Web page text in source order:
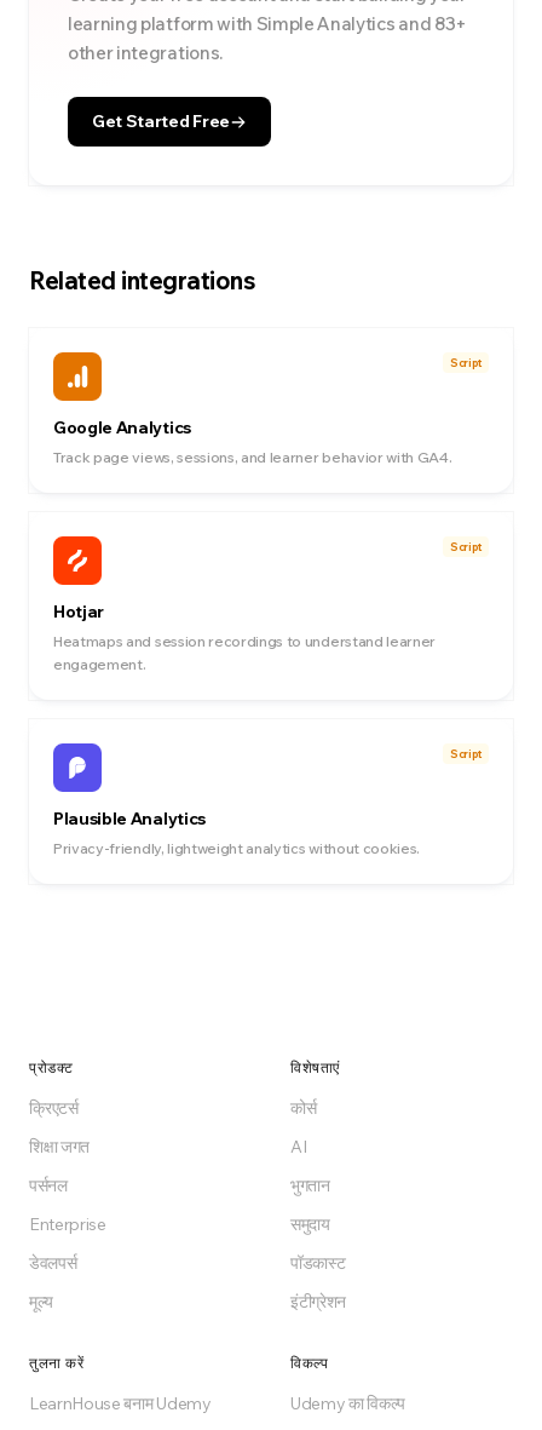
learning platform with Simple Analytics and 83+
other integrations.
Get Started Free
Related integrations
Script
Google Analytics
Track page views, sessions, and learner behavior with GA4.
Script
Hotjar
Heatmaps and session recordings to understand learner
engagement.
Script
Plausible Analytics
Privacy-friendly, lightweight analytics without cookies.
प्रोडक्ट
क्रिएटर्स
शिक्षा जगत
पर्सनल
Enterprise
डेवलपर्स
मूल्य
विशेषताएं
कोर्स
AI
भुगतान
समुदाय
पॉडकास्ट
इंटीग्रेशन
तुलना करें
LearnHouse बनाम Udemy
विकल्प
Udemy का विकल्प